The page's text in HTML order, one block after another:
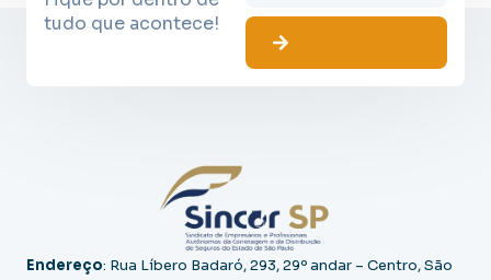
tudo que acontece!
Endereço: Rua Líbero Badaró, 293, 29º andar – Centro, São